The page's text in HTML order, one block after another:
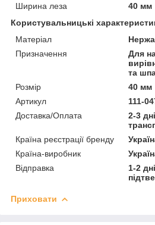
Ширина леза
40 мм
Користувальницькі
Матеріал
Призначення
Для
та
Розмір
40 мм
Артикул
111-
Доставка/Оплата
2-3
Країна реєстрації бренду
Країна-виробник
Відправка
1-2
Приховати